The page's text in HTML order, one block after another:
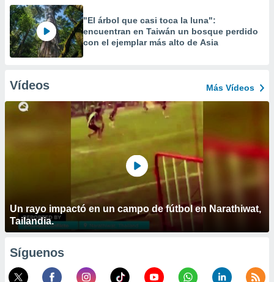
"El árbol que casi toca la luna":
encuentran en Taiwán un bosque perdido
con el ejemplar más alto de Asia
Vídeos Más Vídeos
Un rayo impactó en un campo de fútbol en Narathiwat,
Tailandia.
Síguenos